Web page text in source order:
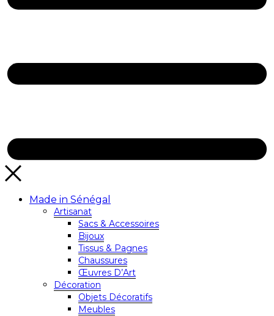
Made in Sénégal
Artisanat
Sacs & Accessoires
Bijoux
Tissus & Pagnes
Chaussures
Œuvres D’Art
Décoration
Objets Décoratifs
Meubles